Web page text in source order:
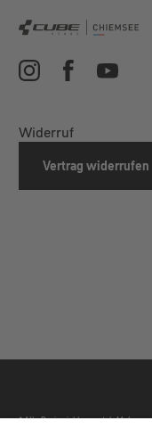
Widerruf
Vertrag widerrufen
* Alle Preise inkl. gesetzl.